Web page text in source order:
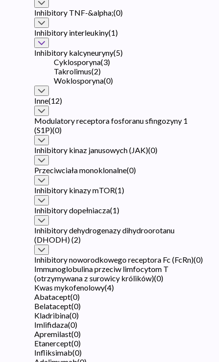
Inhibitory TNF-&alpha;(0)
Inhibitory interleukiny(1)
Inhibitory kalcyneuryny(5)
Cyklosporyna(3)
Takrolimus(2)
Woklosporyna(0)
Inne(12)
Modulatory receptora fosforanu sfingozyny 1
(S1P)(0)
Inhibitory kinaz janusowych (JAK)(0)
Przeciwciała monoklonalne(0)
Inhibitory kinazy mTOR(1)
Inhibitory dopełniacza(1)
Inhibitory dehydrogenazy dihydroorotanu
(DHODH)(2)
Inhibitory noworodkowego receptora Fc (FcRn)(0)
Immunoglobulina przeciw limfocytom T
(otrzymywana z surowicy królików)(0)
Kwas mykofenolowy(4)
Abatacept(0)
Belatacept(0)
Kladribina(0)
Imlifidaza(0)
Apremilast(0)
Etanercept(0)
Infliksimab(0)